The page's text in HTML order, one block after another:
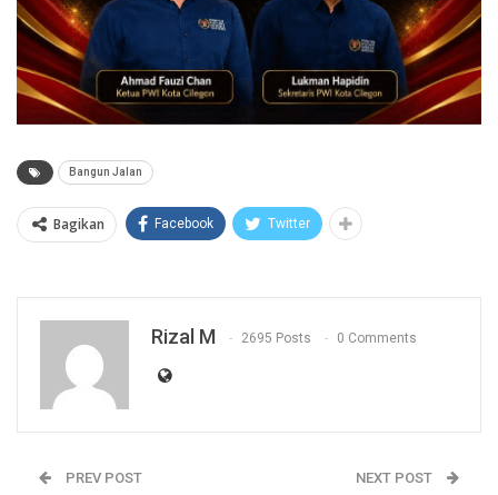
Bangun Jalan
Bagikan Facebook Twitter
Rizal M 2695 Posts 0 Comments
PREV POST NEXT POST